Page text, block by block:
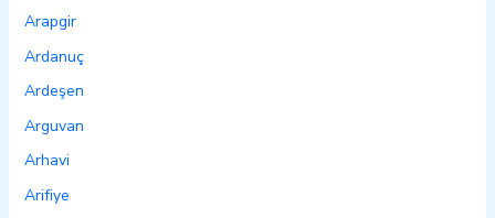
Arapgir
Ardanuç
Ardeşen
Arguvan
Arhavi
Arifiye